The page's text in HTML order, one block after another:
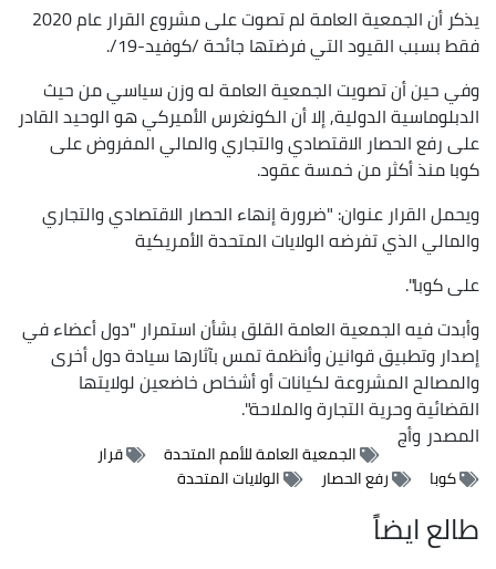
يذكر أن الجمعية العامة لم تصوت على مشروع القرار عام 2020
فقط بسبب القيود التي فرضتها جائحة /كوفيد-19/.
وفي حين أن تصويت الجمعية العامة له وزن سياسي من حيث
الدبلوماسية الدولية, إلا أن الكونغرس الأميركي هو الوحيد القادر
على رفع الحصار الاقتصادي والتجاري والمالي المفروض على
كوبا منذ أكثر من خمسة عقود.
ويحمل القرار عنوان: "ضرورة إنهاء الحصار الاقتصادي والتجاري
والمالي الذي تفرضه الولايات المتحدة الأمريكية
على كوبا".
وأبدت فيه الجمعية العامة القلق بشأن استمرار "دول أعضاء في
إصدار وتطبيق قوانين وأنظمة تمس بآثارها سيادة دول أخرى
والمصالح المشروعة لكيانات أو أشخاص خاضعين لولايتها
القضائية وحرية التجارة والملاحة".
المصدروأج
الجمعية العامة للأمم المتحدة
قرار
كوبا
رفع الحصار الولايات المتحدة
طالع ايضاً